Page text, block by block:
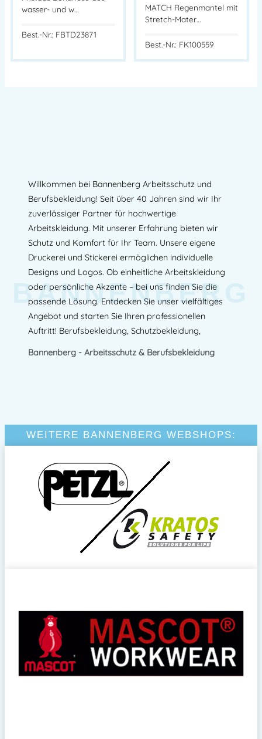
wasser- und w…
Best.-Nr.: FBTD23871
MATCH Regenmantel mit
Stretch-Mater…
Best.-Nr.: FK100559
Willkommen bei Bannenberg Arbeitsschutz und
Berufsbekleidung! Seit über 40 Jahren sind wir Ihr
zuverlässiger Partner für hochwertige
Arbeitskleidung. Mit unserer Erfahrung bieten wir
Schutz und Komfort für Ihr Team. Unsere eigene
Druckerei und Stickerei ermöglichen individuelle
Designs und Logos. Ob einheitliche Arbeitskleidung
oder persönliche Akzente – bei uns finden Sie die
passende Lösung. Entdecken Sie unser vielfältiges
Angebot und starten Sie Ihren professionellen
Auftritt! Berufsbekleidung, Schutzbekleidung,
Bannenberg - Arbeitsschutz & Berufsbekleidung
BANNENBERG
WEITERE BANNENBERG WEBSHOPS: